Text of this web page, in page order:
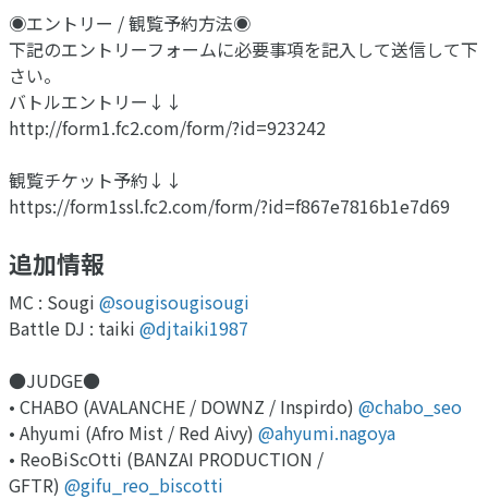
◉エントリー / 観覧予約方法◉
下記のエントリーフォームに必要事項を記入して送信して下
さい。
バトルエントリー↓↓
http://form1.fc2.com/form/?id=923242
観覧チケット予約↓↓
https://form1ssl.fc2.com/form/?id=f867e7816b1e7d69
追加情報
MC : Sougi @sougisougisougi
Battle DJ : taiki @djtaiki1987
●JUDGE●
• CHABO (AVALANCHE / DOWNZ / Inspirdo) @chabo_seo
• Ahyumi (Afro Mist / Red Aivy) @ahyumi.nagoya
• ReoBiScOtti (BANZAI PRODUCTION /
GFTR) @gifu_reo_biscotti